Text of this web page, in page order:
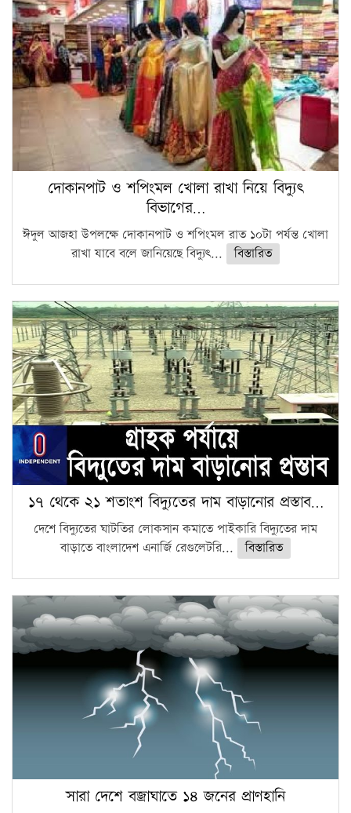
দোকানপাট ও শপিংমল খোলা রাখা নিয়ে বিদ্যুৎ
বিভাগের…
ঈদুল আজহা উপলক্ষে দোকানপাট ও শপিংমল রাত ১০টা পর্যন্ত খোলা
রাখা যাবে বলে জানিয়েছে বিদ্যুৎ...
বিস্তারিত
১৭ থেকে ২১ শতাংশ বিদ্যুতের দাম বাড়ানোর প্রস্তাব…
দেশে বিদ্যুতের ঘাটতির লোকসান কমাতে পাইকারি বিদ্যুতের দাম
বাড়াতে বাংলাদেশ এনার্জি রেগুলেটরি...
বিস্তারিত
সারা দেশে বজ্রাঘাতে ১৪ জনের প্রাণহানি